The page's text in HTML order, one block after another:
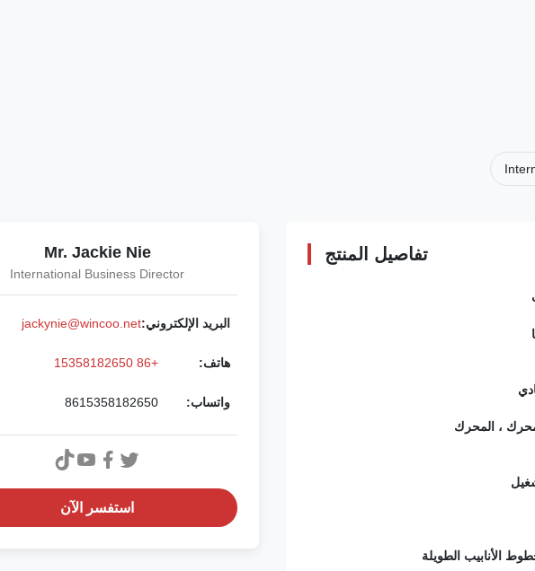
تفاصيل المنتج
خطوط الأنابيب الطويلة
Mr. Jackie Nie
International Business Director
البريد الإلكتروني:jackynie@wincoo.net
هاتف: +86 15358182650
واتساب: 8615358182650
استفسر الآن